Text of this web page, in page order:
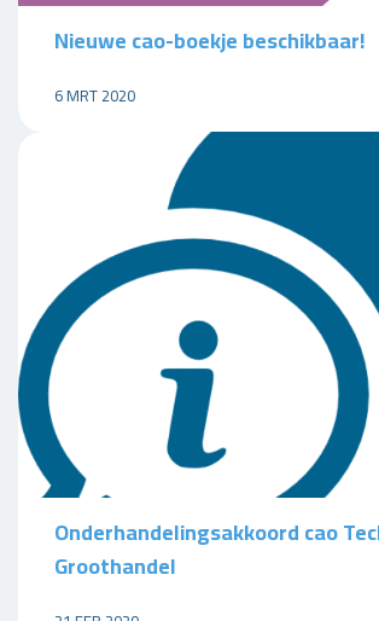
Nieuwe cao-boekje beschikbaar!
6 MRT 2020
Onderhandelingsakkoord cao
Groothandel